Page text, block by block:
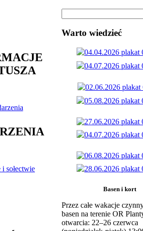
Warto wiedzieć
Basen i kort
Przez całe wakacje
basen na terenie OR
otwarcia: 22–26 czerwca